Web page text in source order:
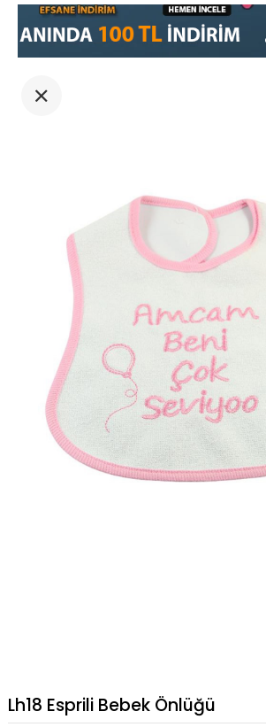
Lh18 Esprili Bebek Önlüğü